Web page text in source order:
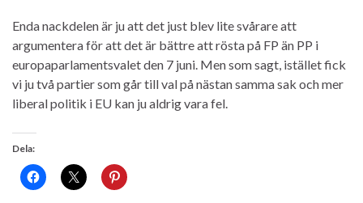
Enda nackdelen är ju att det just blev lite svårare att
argumentera för att det är bättre att rösta på FP än PP i
europaparlamentsvalet den 7 juni. Men som sagt, istället fick
vi ju två partier som går till val på nästan samma sak och mer
liberal politik i EU kan ju aldrig vara fel.
Dela: